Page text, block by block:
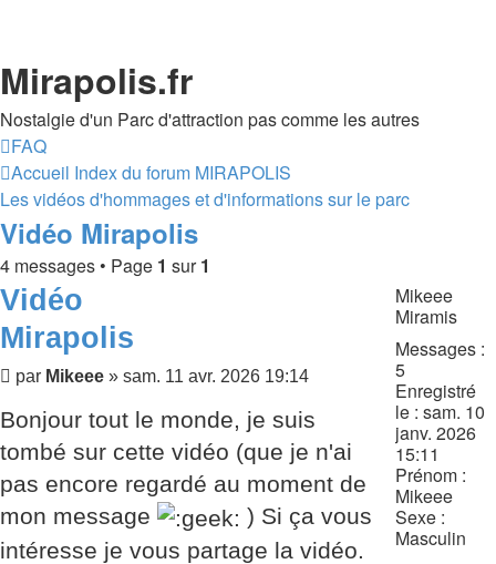
Mirapolis.fr
Nostalgie d'un Parc d'attraction pas comme les autres
FAQ
Accueil Index du forum MIRAPOLIS
Les vidéos d'hommages et d'informations sur le parc
Vidéo Mirapolis
4 messages • Page 1 sur1
Mikeee
Miramis
Messages :
5
Enregistré
le : sam. 10
janv. 2026
15:11
Prénom :
Mikeee
Sexe :
Masculin
Vidéo
Mirapolis
Message
par Mikeee » sam. 11 avr. 2026 19:14
Bonjour tout le monde, je suis
tombé sur cette vidéo (que je n'ai
pas encore regardé au moment de
mon message
) Si ça vous
intéresse je vous partage la vidéo.